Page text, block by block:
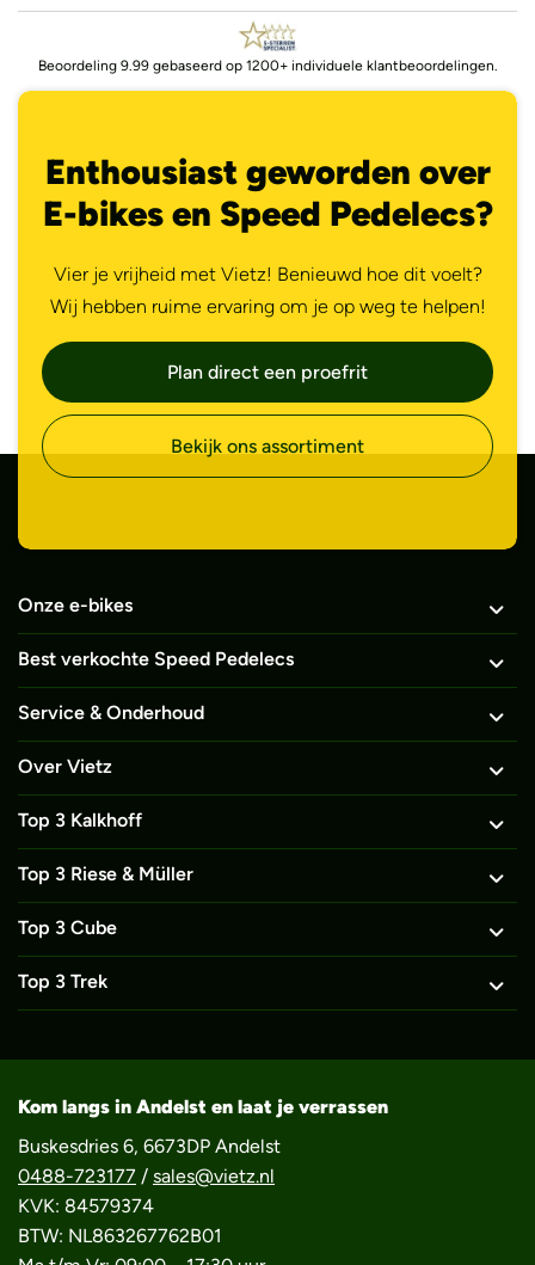
Beoordeling 9.99 gebaseerd op 1200+ individuele klantbeoordelingen.
Enthousiast geworden over
E-bikes en Speed Pedelecs?
Vier je vrijheid met Vietz! Benieuwd hoe dit voelt?
Wij hebben ruime ervaring om je op weg te helpen!
Plan direct een proefrit
Bekijk ons assortiment
Onze e-bikes
Best verkochte Speed Pedelecs
Service & Onderhoud
Over Vietz
Top 3 Kalkhoff
Top 3 Riese & Müller
Top 3 Cube
Top 3 Trek
Kom langs in Andelst en laat je verrassen
Buskesdries 6, 6673DP Andelst
0488-723177 / sales@vietz.nl
KVK: 84579374
BTW: NL863267762B01